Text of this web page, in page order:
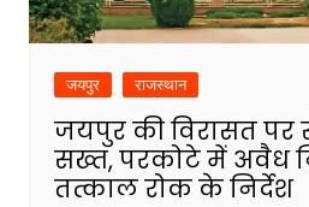
जयपुर राजस्थान
जयपुर की विरासत पर
सख्त, परकोटे में अवैध
तत्काल रोक के निर्देश